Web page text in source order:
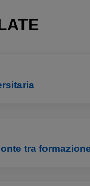
tra